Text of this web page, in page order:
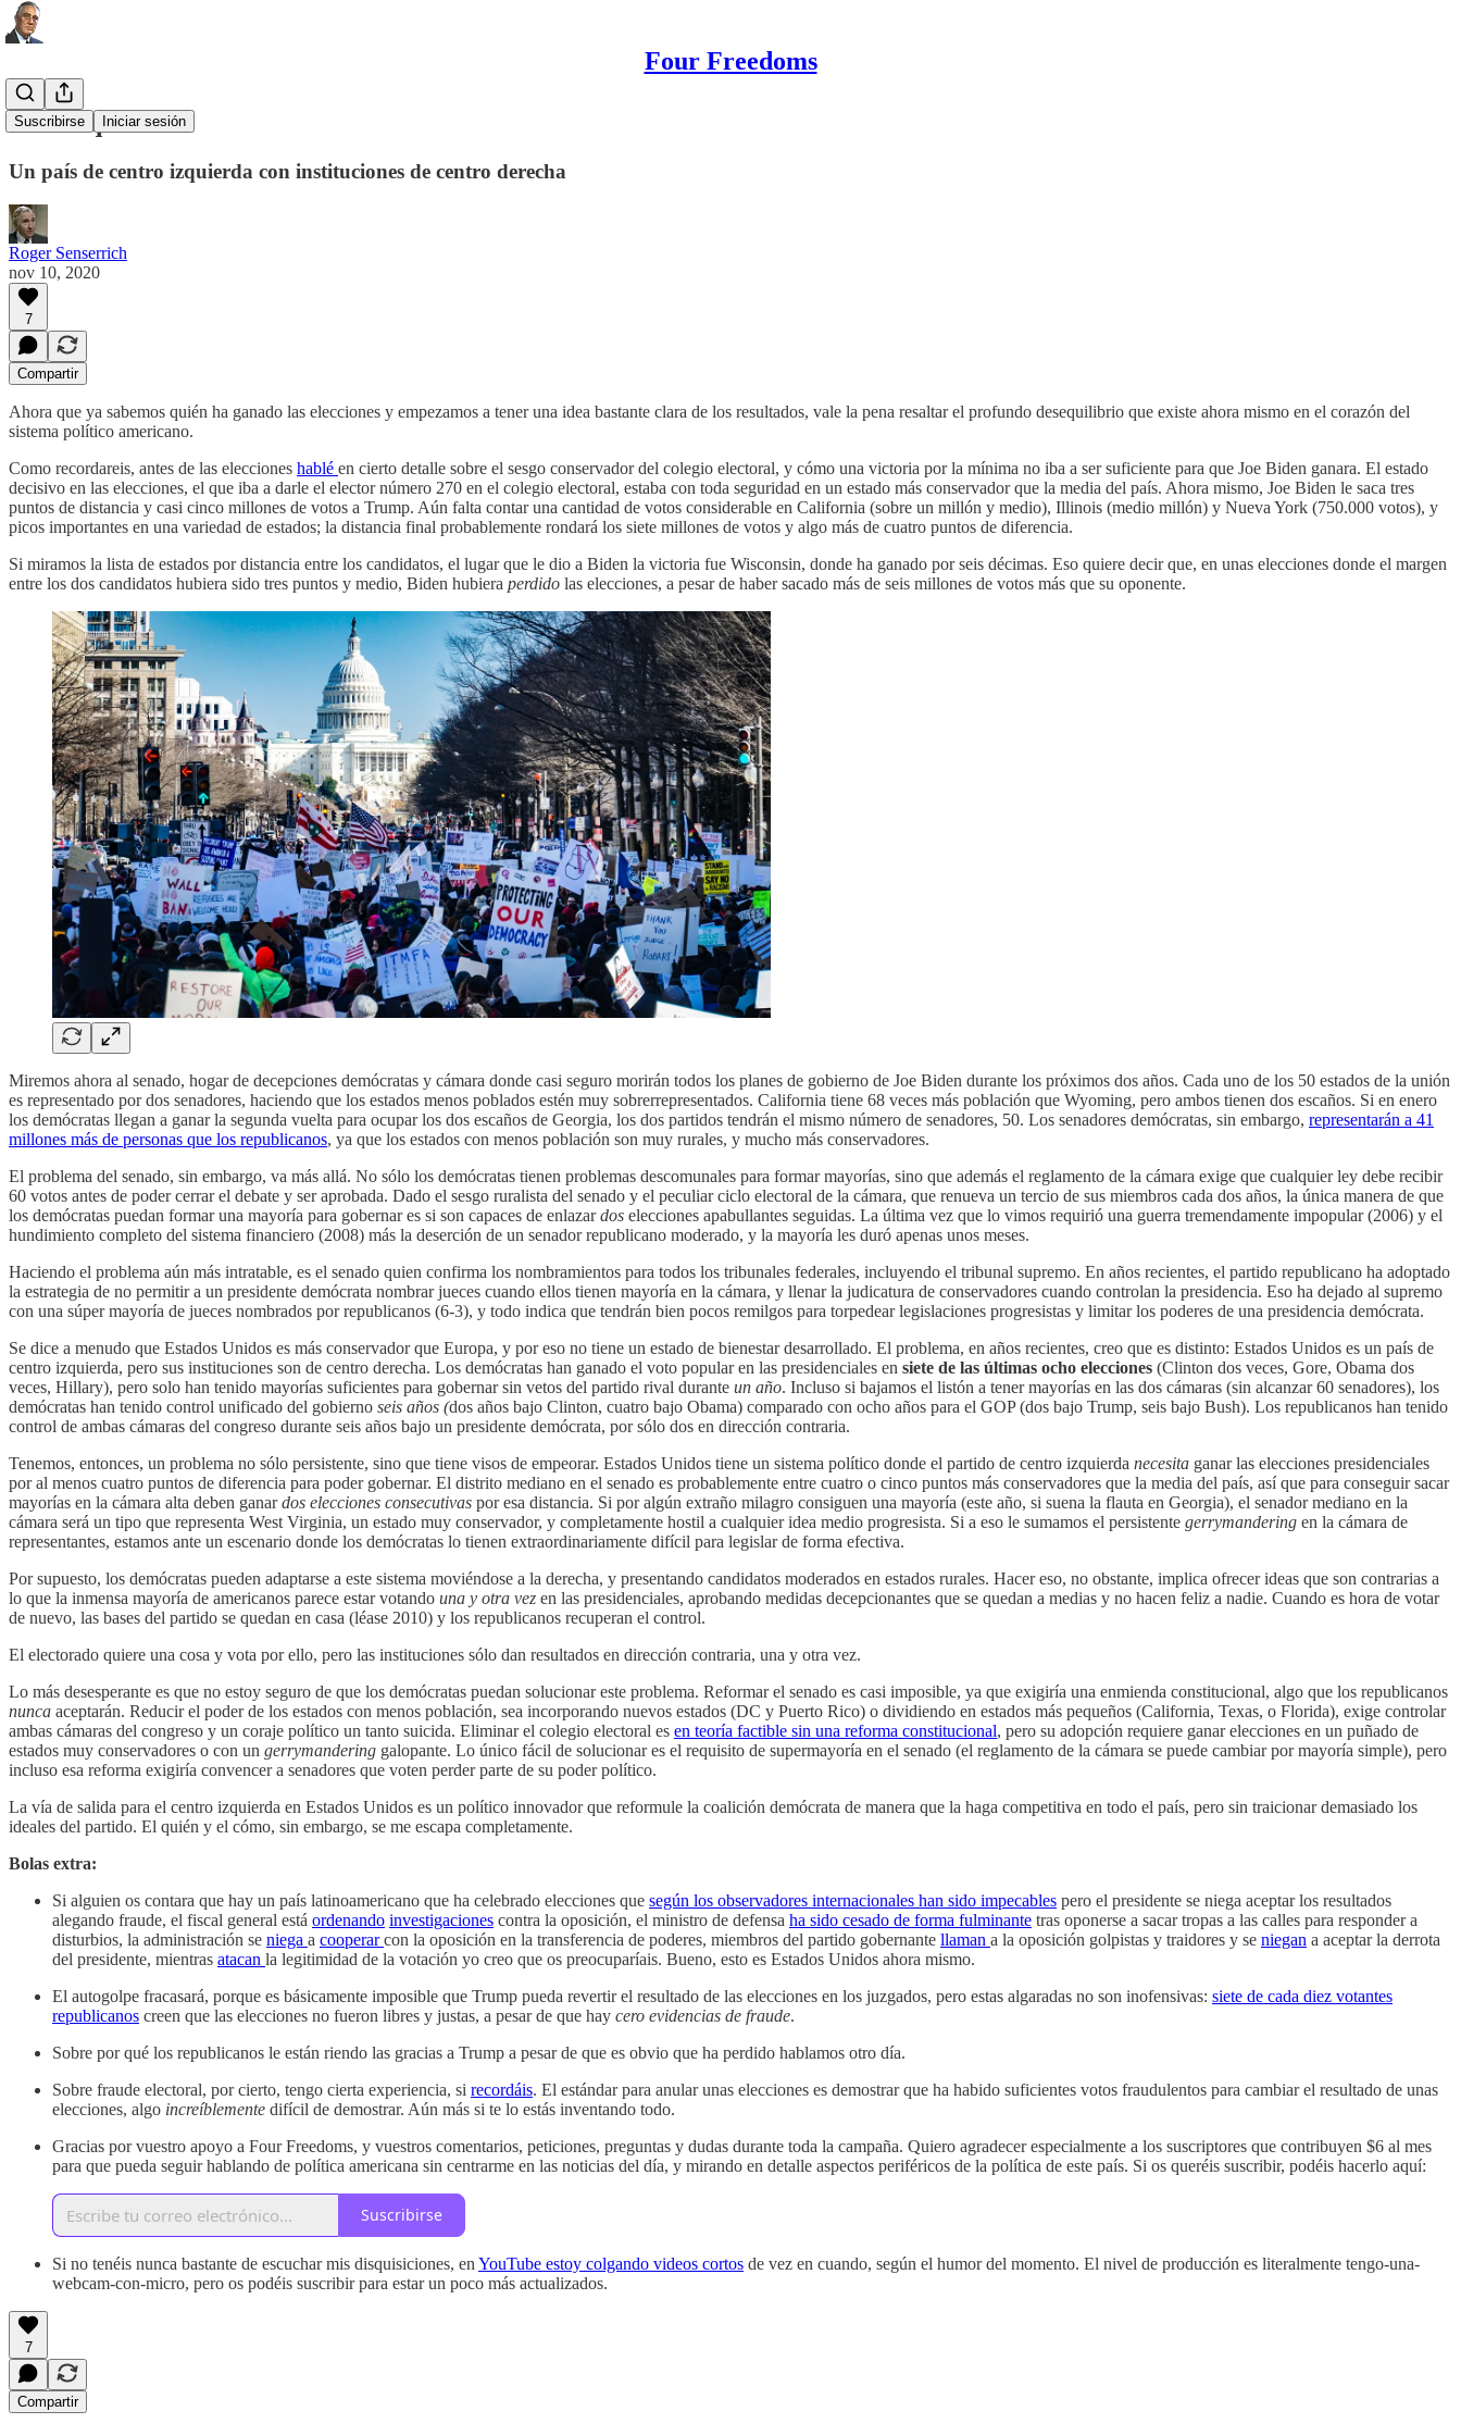
Four Freedoms
Suscribirse Iniciar sesión
El desequilibrio
Un país de centro izquierda con instituciones de centro derecha
Roger Senserrich
nov 10, 2020
7
Compartir
Ahora que ya sabemos quién ha ganado las elecciones y empezamos a tener una idea bastante clara de los resultados, vale la pena resaltar el profundo desequilibrio que existe ahora mismo en el corazón del
sistema político americano.
Como recordareis, antes de las elecciones hablé en cierto detalle sobre el sesgo conservador del colegio electoral, y cómo una victoria por la mínima no iba a ser suficiente para que Joe Biden ganara. El estado
decisivo en las elecciones, el que iba a darle el elector número 270 en el colegio electoral, estaba con toda seguridad en un estado más conservador que la media del país. Ahora mismo, Joe Biden le saca tres
puntos de distancia y casi cinco millones de votos a Trump. Aún falta contar una cantidad de votos considerable en California (sobre un millón y medio), Illinois (medio millón) y Nueva York (750.000 votos), y
picos importantes en una variedad de estados; la distancia final probablemente rondará los siete millones de votos y algo más de cuatro puntos de diferencia.
Si miramos la lista de estados por distancia entre los candidatos, el lugar que le dio a Biden la victoria fue Wisconsin, donde ha ganado por seis décimas. Eso quiere decir que, en unas elecciones donde el margen
entre los dos candidatos hubiera sido tres puntos y medio, Biden hubiera perdido las elecciones, a pesar de haber sacado más de seis millones de votos más que su oponente.
Miremos ahora al senado, hogar de decepciones demócratas y cámara donde casi seguro morirán todos los planes de gobierno de Joe Biden durante los próximos dos años. Cada uno de los 50 estados de la unión
es representado por dos senadores, haciendo que los estados menos poblados estén muy sobrerrepresentados. California tiene 68 veces más población que Wyoming, pero ambos tienen dos escaños. Si en enero
los demócratas llegan a ganar la segunda vuelta para ocupar los dos escaños de Georgia, los dos partidos tendrán el mismo número de senadores, 50. Los senadores demócratas, sin embargo, representarán a 41
millones más de personas que los republicanos, ya que los estados con menos población son muy rurales, y mucho más conservadores.
El problema del senado, sin embargo, va más allá. No sólo los demócratas tienen problemas descomunales para formar mayorías, sino que además el reglamento de la cámara exige que cualquier ley debe recibir
60 votos antes de poder cerrar el debate y ser aprobada. Dado el sesgo ruralista del senado y el peculiar ciclo electoral de la cámara, que renueva un tercio de sus miembros cada dos años, la única manera de que
los demócratas puedan formar una mayoría para gobernar es si son capaces de enlazardos elecciones apabullantes seguidas. La última vez que lo vimos requirió una guerra tremendamente impopular (2006) y el
hundimiento completo del sistema financiero (2008) más la deserción de un senador republicano moderado, y la mayoría les duró apenas unos meses.
Haciendo el problema aún más intratable, es el senado quien confirma los nombramientos para todos los tribunales federales, incluyendo el tribunal supremo. En años recientes, el partido republicano ha adoptado
la estrategia de no permitir a un presidente demócrata nombrar jueces cuando ellos tienen mayoría en la cámara, y llenar la judicatura de conservadores cuando controlan la presidencia. Eso ha dejado al supremo
con una súper mayoría de jueces nombrados por republicanos (6-3), y todo indica que tendrán bien pocos remilgos para torpedear legislaciones progresistas y limitar los poderes de una presidencia demócrata.
Se dice a menudo que Estados Unidos es más conservador que Europa, y por eso no tiene un estado de bienestar desarrollado. El problema, en años recientes, creo que es distinto: Estados Unidos es un país de
centro izquierda, pero sus instituciones son de centro derecha. Los demócratas han ganado el voto popular en las presidenciales en siete de las últimas ocho elecciones (Clinton dos veces, Gore, Obama dos
veces, Hillary), pero solo han tenido mayorías suficientes para gobernar sin vetos del partido rival durante un año. Incluso si bajamos el listón a tener mayorías en las dos cámaras (sin alcanzar 60 senadores), los
demócratas han tenido control unificado del gobierno seis años (dos años bajo Clinton, cuatro bajo Obama) comparado con ocho años para el GOP (dos bajo Trump, seis bajo Bush). Los republicanos han tenido
control de ambas cámaras del congreso durante seis años bajo un presidente demócrata, por sólo dos en dirección contraria.
Tenemos, entonces, un problema no sólo persistente, sino que tiene visos de empeorar. Estados Unidos tiene un sistema político donde el partido de centro izquierda necesita ganar las elecciones presidenciales
por al menos cuatro puntos de diferencia para poder gobernar. El distrito mediano en el senado es probablemente entre cuatro o cinco puntos más conservadores que la media del país, así que para conseguir sacar
mayorías en la cámara alta deben ganardos elecciones consecutivas por esa distancia. Si por algún extraño milagro consiguen una mayoría (este año, si suena la flauta en Georgia), el senador mediano en la
cámara será un tipo que representa West Virginia, un estado muy conservador, y completamente hostil a cualquier idea medio progresista. Si a eso le sumamos el persistente gerrymandering en la cámara de
representantes, estamos ante un escenario donde los demócratas lo tienen extraordinariamente difícil para legislar de forma efectiva.
Por supuesto, los demócratas pueden adaptarse a este sistema moviéndose a la derecha, y presentando candidatos moderados en estados rurales. Hacer eso, no obstante, implica ofrecer ideas que son contrarias a
lo que la inmensa mayoría de americanos parece estar votando una y otra vez en las presidenciales, aprobando medidas decepcionantes que se quedan a medias y no hacen feliz a nadie. Cuando es hora de votar
de nuevo, las bases del partido se quedan en casa (léase 2010) y los republicanos recuperan el control.
El electorado quiere una cosa y vota por ello, pero las instituciones sólo dan resultados en dirección contraria, una y otra vez.
Lo más desesperante es que no estoy seguro de que los demócratas puedan solucionar este problema. Reformar el senado es casi imposible, ya que exigiría una enmienda constitucional, algo que los republicanos
nunca aceptarán. Reducir el poder de los estados con menos población, sea incorporando nuevos estados (DC y Puerto Rico) o dividiendo en estados más pequeños (California, Texas, o Florida), exige controlar
ambas cámaras del congreso y un coraje político un tanto suicida. Eliminar el colegio electoral es en teoría factible sin una reforma constitucional, pero su adopción requiere ganar elecciones en un puñado de
estados muy conservadores o con un gerrymandering galopante. Lo único fácil de solucionar es el requisito de supermayoría en el senado (el reglamento de la cámara se puede cambiar por mayoría simple), pero
incluso esa reforma exigiría convencer a senadores que voten perder parte de su poder político.
La vía de salida para el centro izquierda en Estados Unidos es un político innovador que reformule la coalición demócrata de manera que la haga competitiva en todo el país, pero sin traicionar demasiado los
ideales del partido. El quién y el cómo, sin embargo, se me escapa completamente.
Bolas extra:
Si alguien os contara que hay un país latinoamericano que ha celebrado elecciones que según los observadores internacionales han sido impecables pero el presidente se niega aceptar los resultados
alegando fraude, el fiscal general está ordenando investigaciones contra la oposición, el ministro de defensa ha sido cesado de forma fulminante tras oponerse a sacar tropas a las calles para responder a
disturbios, la administración se niega a cooperarcon la oposición en la transferencia de poderes, miembros del partido gobernante llaman a la oposición golpistas y traidores y se niegan a aceptar la derrota
del presidente, mientras atacan la legitimidad de la votación yo creo que os preocuparíais. Bueno, esto es Estados Unidos ahora mismo.
El autogolpe fracasará, porque es básicamente imposible que Trump pueda revertir el resultado de las elecciones en los juzgados, pero estas algaradas no son inofensivas: siete de cada diez votantes
republicanos creen que las elecciones no fueron libres y justas, a pesar de que hay cero evidencias de fraude.
Sobre por qué los republicanos le están riendo las gracias a Trump a pesar de que es obvio que ha perdido hablamos otro día.
Sobre fraude electoral, por cierto, tengo cierta experiencia, si recordáis. El estándar para anular unas elecciones es demostrar que ha habido suficientes votos fraudulentos para cambiar el resultado de unas
elecciones, algo increíblemente difícil de demostrar. Aún más si te lo estás inventando todo.
Gracias por vuestro apoyo a Four Freedoms, y vuestros comentarios, peticiones, preguntas y dudas durante toda la campaña. Quiero agradecer especialmente a los suscriptores que contribuyen $6 al mes
para que pueda seguir hablando de política americana sin centrarme en las noticias del día, y mirando en detalle aspectos periféricos de la política de este país. Si os queréis suscribir, podéis hacerlo aquí:
Suscribirse
Si no tenéis nunca bastante de escuchar mis disquisiciones, en YouTube estoy colgando videos cortos de vez en cuando, según el humor del momento. El nivel de producción es literalmente tengo-una-
webcam-con-micro, pero os podéis suscribir para estar un poco más actualizados.
7
Compartir